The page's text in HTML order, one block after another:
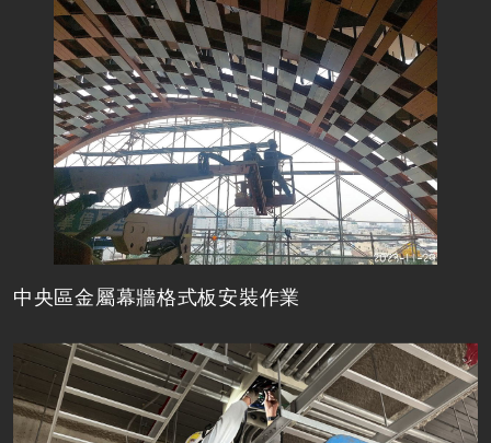
中央區金屬幕牆格式板安裝作業